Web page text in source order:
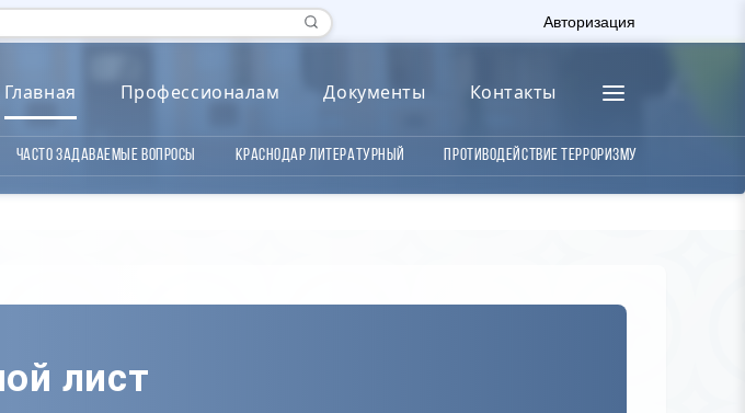
Авторизация
Главная Профессионалам Документы Контакты
Часто задаваемые вопросы Краснодар литературный Противодействие терроризму
лист